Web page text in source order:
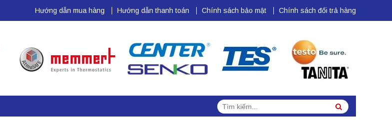
Hướng dẫn mua hàng Hướng dẫn thanh toán Chính sách bảo mật Chính sách đổi trả hàng
Tìm
kiếm:
Search